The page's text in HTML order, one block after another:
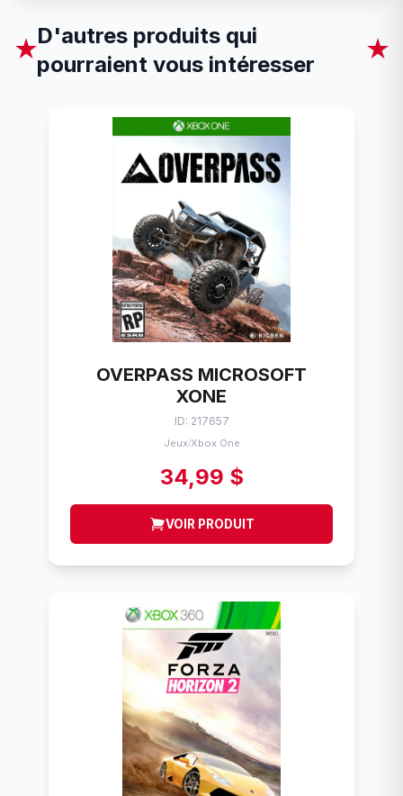
★
D'autres produits qui
pourraient vous intéresser
★
OVERPASS MICROSOFT
XONE
ID: 217657
Jeux/Xbox One
34,99 $
VOIR PRODUIT